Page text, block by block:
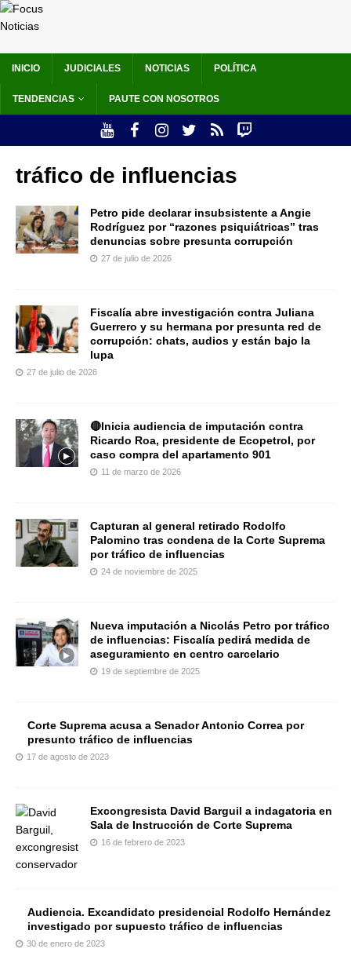
INICIO JUDICIALES NOTICIAS POLÍTICA
TENDENCIAS PAUTE CON NOSOTROS
tráfico de influencias
Petro pide declarar insubsistente a Angie
Rodríguez por “razones psiquiátricas” tras
denuncias sobre presunta corrupción
27 de julio de 2026
Fiscalía abre investigación contra Juliana
Guerrero y su hermana por presunta red de
corrupción: chats, audios y están bajo la
lupa
27 de julio de 2026
🔴Inicia audiencia de imputación contra
Ricardo Roa, presidente de Ecopetrol, por
caso compra del apartamento 901
11 de marzo de 2026
Capturan al general retirado Rodolfo
Palomino tras condena de la Corte Suprema
por tráfico de influencias
24 de noviembre de 2025
Nueva imputación a Nicolás Petro por tráfico
de influencias: Fiscalía pedirá medida de
aseguramiento en centro carcelario
19 de septiembre de 2025
Corte Suprema acusa a Senador Antonio Correa por
presunto tráfico de influencias
17 de agosto de 2023
Excongresista David Barguil a indagatoria en
Sala de Instrucción de Corte Suprema
16 de febrero de 2023
Audiencia. Excandidato presidencial Rodolfo Hernández
investigado por supuesto tráfico de influencias
30 de enero de 2023